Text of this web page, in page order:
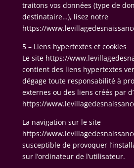
traitons vos données (type de
destinataire…), lisez notre
https://
5 – Liens hypertextes et cookies
Le site https://
contient des liens hypertextes
dégage toute responsabilité à
externes ou des liens créés par
https://
La navigation sur le site
https://
susceptible de provoquer
sur l’ordinateur de l’utilisateur.